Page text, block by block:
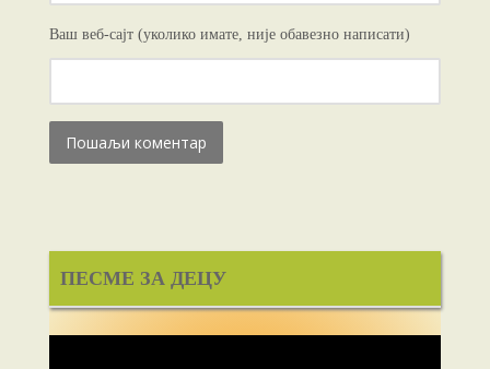
Ваш веб-сајт (уколико имате, није обавезно написати)
ПЕСМЕ ЗА ДЕЦУ